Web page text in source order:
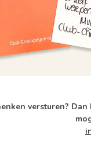
versturen?